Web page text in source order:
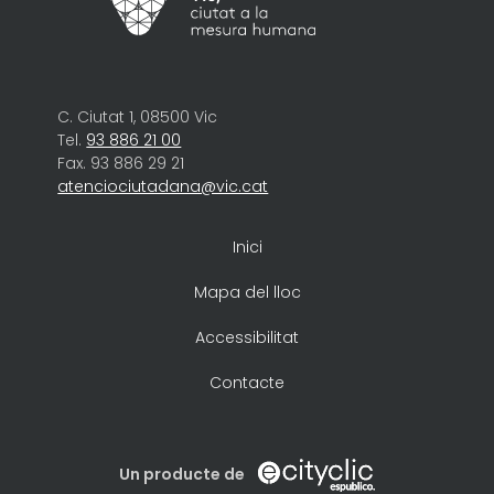
C. Ciutat 1, 08500 Vic
Tel. 93 886 21 00
Fax. 93 886 29 21
atenciociutadana@vic.cat
Inici
Mapa del lloc
Accessibilitat
Contacte
Un producte de